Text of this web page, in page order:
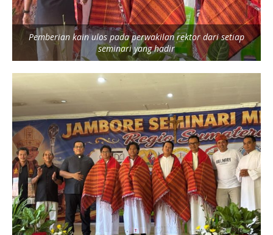
Pemberian kain ulos pada perwakilan rektor dari setiap
seminari yang hadir